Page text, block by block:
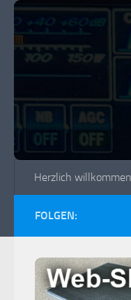
Zum Inhalt springen
Herzlich
FOLGEN: